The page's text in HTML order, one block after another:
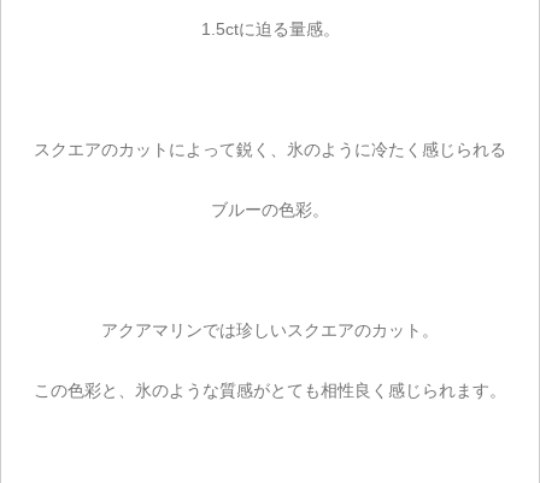
1.5ctに迫る量感。
スクエアのカットによって鋭く、氷のように冷たく感じられる
ブルーの色彩。
アクアマリンでは珍しいスクエアのカット。
この色彩と、氷のような質感がとても相性良く感じられます。